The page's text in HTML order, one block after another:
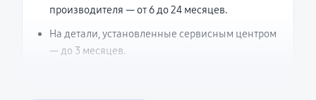
производителя — от 6 до 24 месяцев.
На детали, установленные сервисным центром
— до 3 месяцев.